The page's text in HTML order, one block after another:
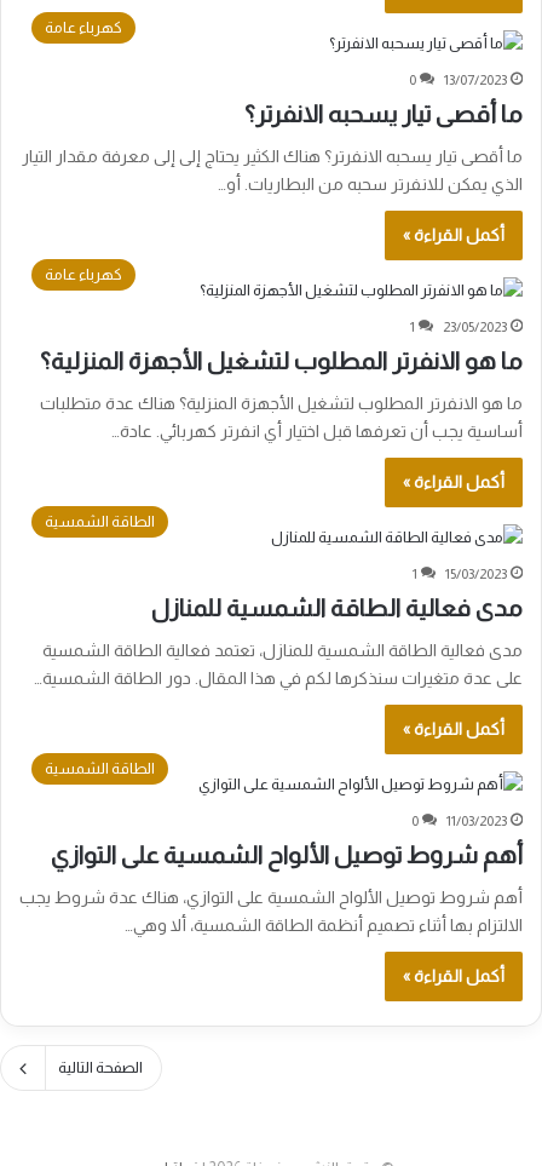
كهرباء عامة
13/07/2023
0
ما أقصى تيار يسحبه الانفرتر؟
ما أقصى تيار يسحبه الانفرتر؟ هناك الكثير يحتاج إلى إلى معرفة مقدار التيار
الذي يمكن للانفرتر سحبه من البطاريات. أو…
أكمل القراءة »
كهرباء عامة
23/05/2023
1
ما هو الانفرتر المطلوب لتشغيل الأجهزة المنزلية؟
ما هو الانفرتر المطلوب لتشغيل الأجهزة المنزلية؟ هناك عدة متطلبات
أساسية يجب أن تعرفها قبل اختيار أي انفرتر كهربائي. عادة…
أكمل القراءة »
الطاقة الشمسية
15/03/2023
1
مدى فعالية الطاقة الشمسية للمنازل
مدى فعالية الطاقة الشمسية للمنازل، تعتمد فعالية الطاقة الشمسية
على عدة متغيرات سنذكرها لكم في هذا المقال. دور الطاقة الشمسية…
أكمل القراءة »
الطاقة الشمسية
11/03/2023
0
أهم شروط توصيل الألواح الشمسية على التوازي
أهم شروط توصيل الألواح الشمسية على التوازي، هناك عدة شروط يجب
الالتزام بها أثناء تصميم أنظمة الطاقة الشمسية، ألا وهي…
أكمل القراءة »
الصفحة التالية